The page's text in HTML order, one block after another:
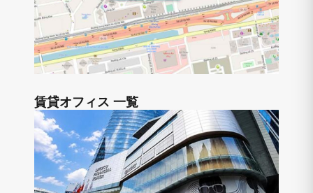
賃貸オフィス 一覧